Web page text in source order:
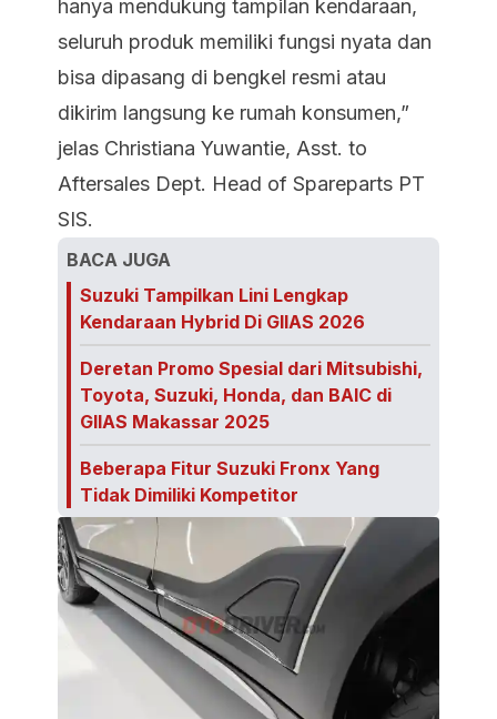
hanya mendukung tampilan kendaraan,
seluruh produk memiliki fungsi nyata dan
bisa dipasang di bengkel resmi atau
dikirim langsung ke rumah konsumen,”
jelas Christiana Yuwantie, Asst. to
Aftersales Dept. Head of Spareparts PT
SIS.
BACA JUGA
Suzuki Tampilkan Lini Lengkap
Kendaraan Hybrid Di GIIAS 2026
Deretan Promo Spesial dari Mitsubishi,
Toyota, Suzuki, Honda, dan BAIC di
GIIAS Makassar 2025
Beberapa Fitur Suzuki Fronx Yang
Tidak Dimiliki Kompetitor